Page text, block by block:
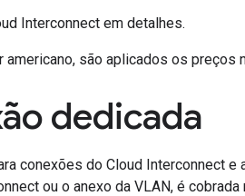
Interconnect em detalhes.
americano, são aplicados os
dedicada
conexões do Cloud Interconnect
ou o anexo da VLAN, é